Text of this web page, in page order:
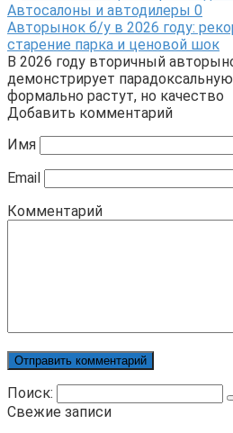
Автосалоны и автодилеры 0
Авторынок б/у в 2026 году:
старение парка и ценовой шок
В 2026 году вторичный
демонстрирует
формально растут, но качество
Добавить комментарий
Имя
Email
Комментарий
Поиск:
Свежие записи